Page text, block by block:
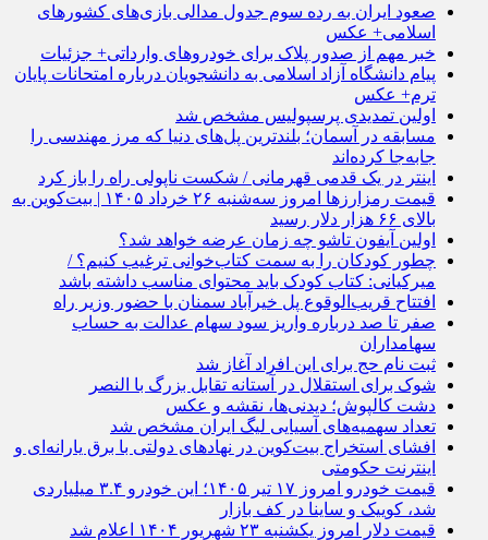
صعود ایران به رده سوم جدول مدالی بازی‌های کشور‌های
اسلامی+ عکس
خبر مهم از صدور پلاک برای خودروهای وارداتی+ جزئیات
پیام دانشگاه آزاد اسلامی به دانشجویان درباره امتحانات پایان
ترم+ عکس
اولین تمدیدی پرسپولیس مشخص شد
مسابقه در آسمان؛ بلندترین پل‌های دنیا که مرز مهندسی را
جابه‌جا کرده‌اند
اینتر در یک قدمی قهرمانی / شکست ناپولی راه را باز کرد
قیمت رمزارز‌ها امروز سه‌شنبه ۲۶ خرداد ۱۴۰۵ | بیت‌کوین به
بالای ۶۶ هزار دلار رسید
اولین آیفون تاشو چه زمان عرضه خواهد شد؟
چطور کودکان را به سمت کتاب‌خوانی ترغیب کنیم؟ /
میرکیانی: کتاب کودک باید محتوای مناسب داشته باشد
افتتاح قریب‌الوقوع پل خیرآباد سمنان با حضور وزیر راه
صفر تا صد درباره واریز سود سهام عدالت به حساب
سهامداران
ثبت نام حج برای این افراد آغاز شد
شوک برای استقلال در آستانه تقابل بزرگ با النصر
دشت کالپوش؛ دیدنی‌ها، نقشه و عکس
تعداد سهمیه‌های آسیایی لیگ ایران مشخص شد
افشای استخراج بیت‌کوین در نهاد‌های دولتی با برق یارانه‌ای و
اینترنت حکومتی
قیمت خودرو امروز ۱۷ تیر ۱۴۰۵؛ این خودرو ۳.۴ میلیاردی
شد، کوییک و ساینا در کف بازار
قیمت دلار امروز یکشنبه ۲۳ شهریور ۱۴۰۴ اعلام شد